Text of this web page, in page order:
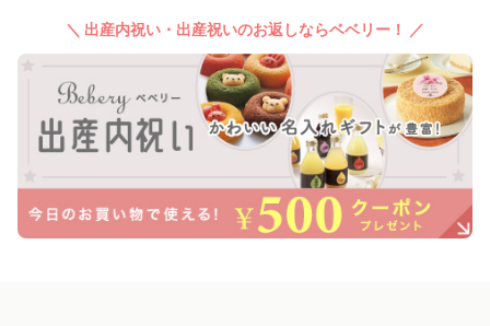
＼ 出産内祝い・出産祝いのお返しならベベリー！ ／